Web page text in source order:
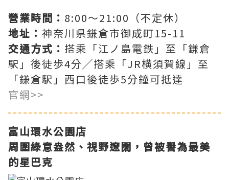
營業時間： 8:00～21:00（不定休）
地址： 神奈川県鎌倉市御成町15-11
交通方式： 搭乘「江ノ島電鉄」至「鎌倉
駅」後徒歩4分╱搭乘「JR横須賀線」至
「鎌倉駅」西口後徒歩5分鐘可抵達
官網>>
富山環水公園店
周圍綠意盎然、視野遼闊，曾被譽為最美
的星巴克